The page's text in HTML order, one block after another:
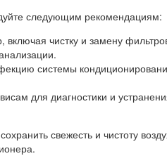
следующим рекомендациям:
включая чистку и замену
системы
для диагностики и
свежесть и чистоту